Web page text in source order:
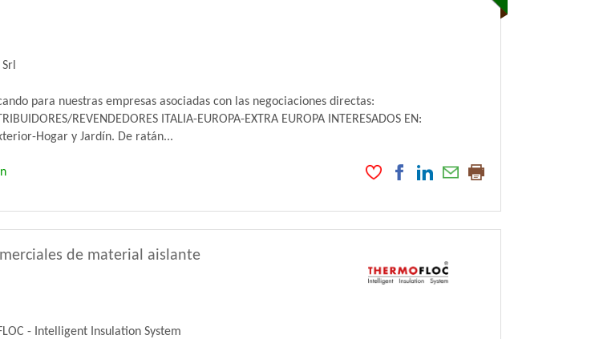
para nuestras empresas asociadas con las negociaciones directas:
REVENDEDORES ITALIA-EUROPA-EXTRA EUROPA INTERESADOS EN:
Hogar y Jardín. De ratán...
de material aislante
- Intelligent Insulation System